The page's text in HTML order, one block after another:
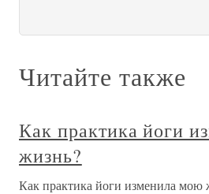
Читайте также
Как практика йоги
жизнь?
Как практика йоги изменила мою